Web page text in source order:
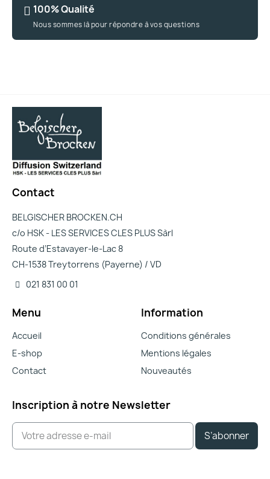
100% Qualité
Nous sommes là pour répondre à vos questions
Contact
BELGISCHER BROCKEN.CH
c/o HSK - LES SERVICES CLES PLUS Sàrl
Route d’Estavayer-le-Lac 8
CH-1538 Treytorrens (Payerne) / VD
021 831 00 01
Menu
Accueil
E-shop
Contact
Information
Conditions générales
Mentions légales
Nouveautés
Inscription à notre Newsletter
S’abonner